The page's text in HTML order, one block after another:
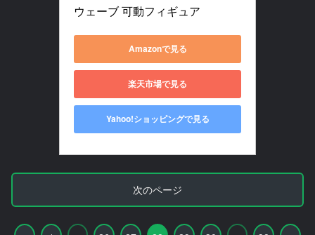
ウェーブ 可動フィギュア
Amazonで見る
楽天市場で見る
Yahoo!ショッピングで見る
次のページ